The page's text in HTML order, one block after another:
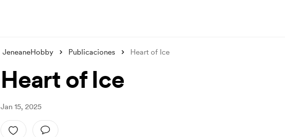
JeneaneHobby Publicaciones Heart of Ice
Heart of Ice
Jan 15, 2025